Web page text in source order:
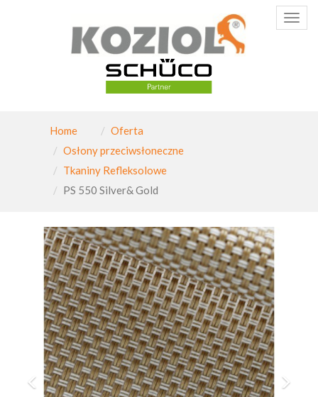
menu
Home
Oferta
Osłony przeciwsłoneczne
Tkaniny Refleksolowe
PS 550 Silver& Gold
PAGINATION_PREV